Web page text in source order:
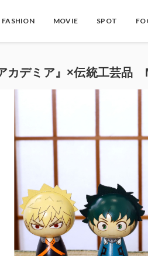
FASHION MOVIE SPOT
アカデミア』×伝統工芸